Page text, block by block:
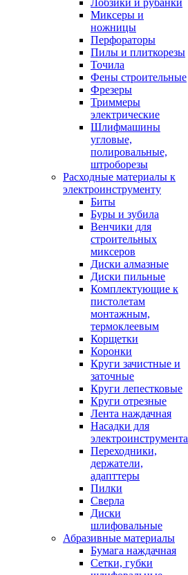
Лобзики и рубанки
Миксеры и
ножницы
Перфораторы
Пилы и плиткорезы
Точила
Фены строительные
Фрезеры
Триммеры
электрические
Шлифмашины
угловые,
полировальные,
штроборезы
Расходные материалы к
электроинструменту
Биты
Буры и зубила
Венчики для
строительных
миксеров
Диски алмазные
Диски пильные
Комплектующие к
пистолетам
монтажным,
термоклеевым
Корщетки
Коронки
Круги зачистные и
заточные
Круги лепестковые
Круги отрезные
Лента наждачная
Насадки для
электроинструмента
Переходники,
держатели,
адапттеры
Пилки
Сверла
Диски
шлифовальные
Абразивные материалы
Бумага наждачная
Сетки, губки